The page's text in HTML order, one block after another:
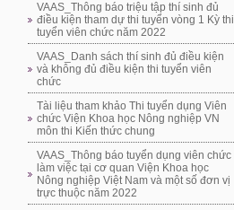
VAAS_Thông báo triệu tập thí sinh đủ
điều kiện tham dự thi tuyển vòng 1 Kỳ thi
tuyển viên chức năm 2022
VAAS_Danh sách thí sinh đủ điều kiện
và không đủ điều kiện thi tuyển viên
chức
Tài liệu tham khảo Thi tuyển dụng Viên
chức Viện Khoa học Nông nghiệp VN
môn thi Kiến thức chung
VAAS_Thông báo tuyển dụng viên chức
làm việc tại cơ quan Viện Khoa học
Nông nghiệp Việt Nam và một số đơn vị
trực thuộc năm 2022